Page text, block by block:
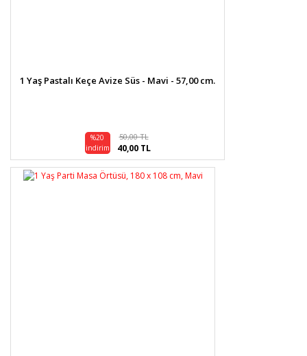
1 Yaş Pastalı Keçe Avize Süs - Mavi - 57,00 cm.
%20
indirim
50,00 TL
40,00 TL